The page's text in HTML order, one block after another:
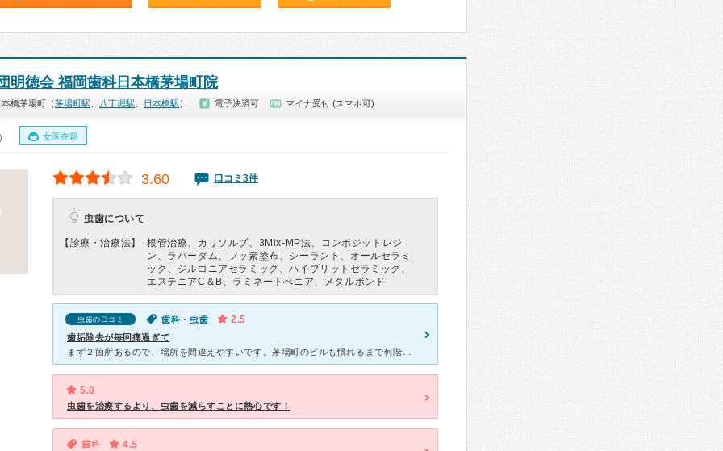
明徳会 福岡歯科日本橋茅場町院
橋茅場町（茅場町駅 八丁堀駅 日本橋駅 ） 電子決済可 マイナ受付 (スマホ可)
女医在籍
3.60 口コミ3件
虫歯について
【診療・治療法】
根管治療、カリソルブ、3Mix-MP法、コンポジットレジ
ン、ラバーダム、フッ素塗布、シーラント、オールセラミ
ック、ジルコニアセラミック、ハイブリットセラミック、
エステニアC＆B、ラミネートべニア、メタルボンド
虫歯の口コミ 歯科・虫歯 2.5
歯垢除去が毎回痛過ぎて
5.0
虫歯を治療するより、虫歯を減らすことに熱心です！
歯科 4.5